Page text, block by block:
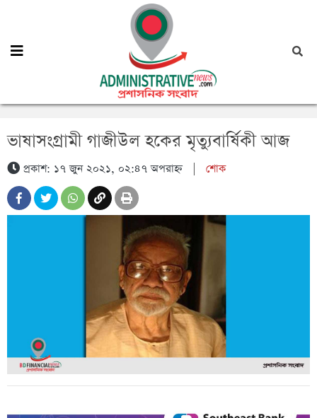
ভাষাসংগ্রামী গাজীউল হকের মৃত্যুবার্ষিকী আজ
প্রকাশ: ১৭ জুন ২০২১, ০২:৪৭ অপরাহ্ন| শোক